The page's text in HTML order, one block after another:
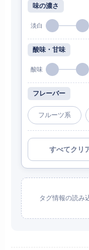
味の濃さ
淡白
酸味・甘味
酸味
フレーバー
フルーツ系
すべてクリ
タグ情報の読み